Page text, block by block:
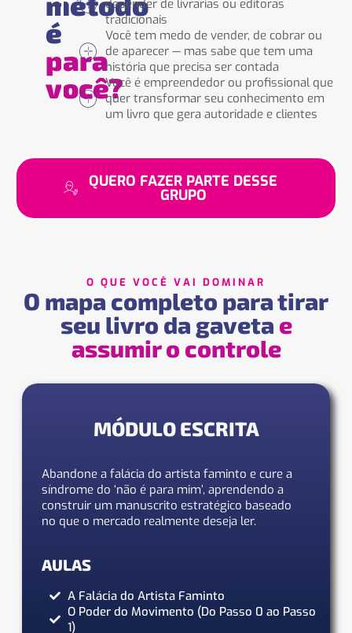
é
para
você?
depender de livrarias ou editoras
tradicionais
Você tem medo de vender, de cobrar ou
de aparecer — mas sabe que tem uma
história que precisa ser contada
Você é empreendedor ou profissional que
quer transformar seu conhecimento em
um livro que gera autoridade e clientes
QUERO FAZER PARTE DESSE
GRUPO
O QUE VOCÊ VAI DOMINAR
O mapa completo para tirar
seu livro da gaveta e
assumir o controle
MÓDULO ESCRITA
Abandone a falácia do artista faminto e cure a
síndrome do ‘não é para mim’, aprendendo a
construir um manuscrito estratégico baseado
no que o mercado realmente deseja ler.
AULAS
A Falácia do Artista Faminto
O Poder do Movimento (Do Passo 0 ao Passo
1)